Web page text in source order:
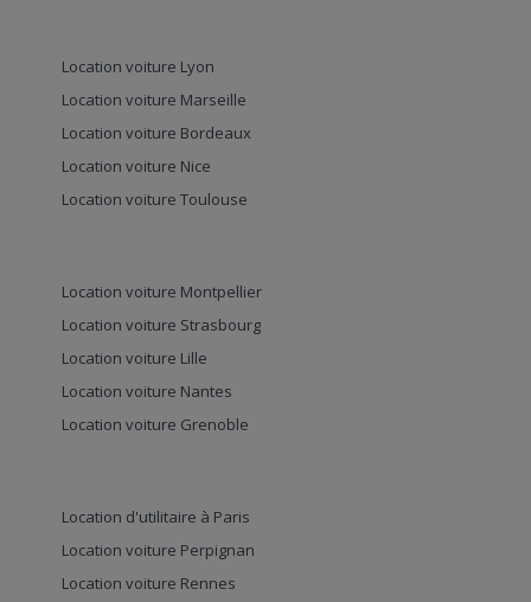
Location voiture Lyon
Location voiture Marseille
Location voiture Bordeaux
Location voiture Nice
Location voiture Toulouse
Location voiture Montpellier
Location voiture Strasbourg
Location voiture Lille
Location voiture Nantes
Location voiture Grenoble
Location d'utilitaire à Paris
Location voiture Perpignan
Location voiture Rennes